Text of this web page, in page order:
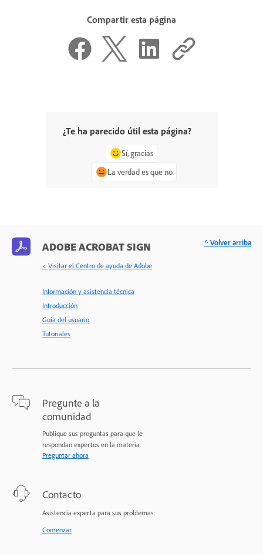
Compartir esta página
¿Te ha parecido útil esta página?
Sí, gracias
La verdad es que no
ADOBE ACROBAT SIGN
< Visitar el Centro de ayuda de Adobe
Información y asistencia técnica
Introducción
Guía del usuario
Tutoriales
Pregunte a la
comunidad
Publique sus preguntas para que le
respondan expertos en la materia.
Preguntar ahora
Contacto
Asistencia experta para sus problemas.
Comenzar
^ Volver arriba